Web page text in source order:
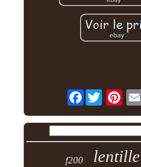
Facebook
f200 lentille